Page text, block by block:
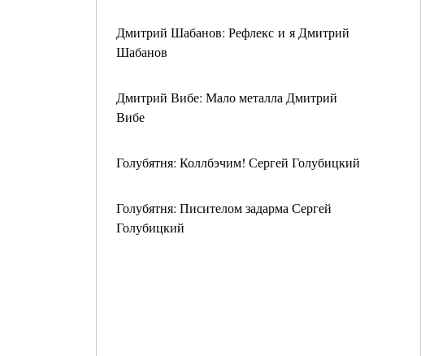
Дмитрий Шабанов: Рефлекс и я Дмитрий
Шабанов
Дмитрий Вибе: Мало металла Дмитрий
Вибе
Голубятня: Коллбэчим! Сергей Голубицкий
Голубятня: Писителом задарма Сергей
Голубицкий